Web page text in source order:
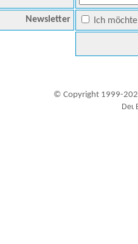
Newsletter Ich
© Copyright 1999-